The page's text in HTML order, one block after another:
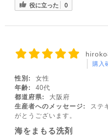
役に立った 0
hiroko
購入
性別:
女性
年齢:
40代
都道府県:
大阪府
生産者へのメッセージ:
ステ
がとうございます。
海をまもる洗剤